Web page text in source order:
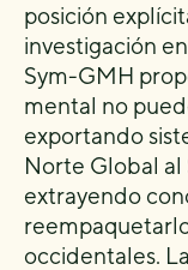
posición
investigación
Sym-GMH
mental no
exportando
Norte Global al
extrayendo
occidentales.